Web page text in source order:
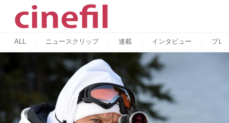
ALL ニュースクリップ 連載 インタビュー プレ